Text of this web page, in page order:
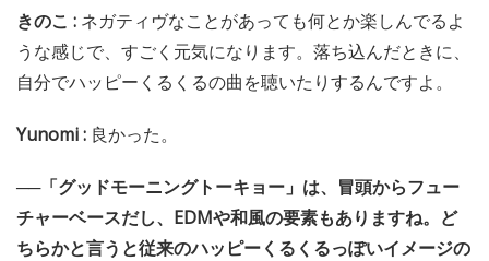
きのこ : ネガティヴなことがあっても何とか楽しんでるよ
うな感じで、すごく元気になります。落ち込んだときに、
自分でハッピーくるくるの曲を聴いたりするんですよ。
Yunomi : 良かった。
──「グッドモーニングトーキョー」は、冒頭からフュー
チャーベースだし、EDMや和風の要素もありますね。ど
ちらかと言うと従来のハッピーくるくるっぽいイメージの